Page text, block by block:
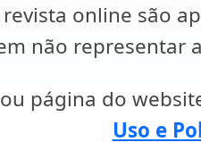
online são
não representar
página do
Uso e